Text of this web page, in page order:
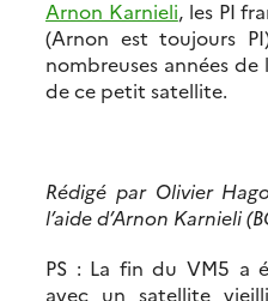
Arnon Karnieli, les PI
(Arnon est toujours
nombreuses années
de ce petit satellite.
Rédigé par Olivier
l’aide d’Arnon Karnieli
PS : La fin du VM5 a
avec un satellite